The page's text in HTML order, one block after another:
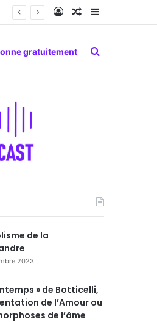
Connexion
Article Aléatoire
Sidebar
gratuitement Rechercher
de la
2023
» de Botticelli,
de l’Amour ou
de l’âme